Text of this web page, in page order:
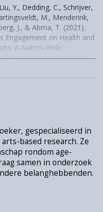
een
het domein
de
rond kunst en
uiteen van
met een
kwalitatieve
van een
een bepaalde
literatuur is
voor velen is de
evident, maar
Y., Dedding, C., Schrijver,
M., Menderink,
J., & Abma, T. (2021).
Engagement on Health and
A Nation-Wide
Journal of
and Public Health, 18
gespecialiseerd in
based research. Ze
rondom age-
samen in onderzoek
belanghebbenden.